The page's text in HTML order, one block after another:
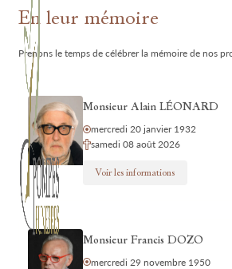
En leur mémoire
Prenons le temps de célébrer la mémoire de nos
Monsieur Alain LÉONARD
mercredi 20 janvier 1932
samedi 08 août 2026
Voir les informations
Monsieur Francis DOZO
mercredi 29 novembre 1950